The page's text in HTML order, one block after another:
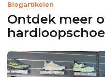
Blogartikelen
Ontdek meer